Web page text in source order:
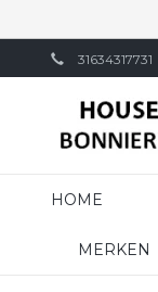
31634317731
HOME
MERKEN